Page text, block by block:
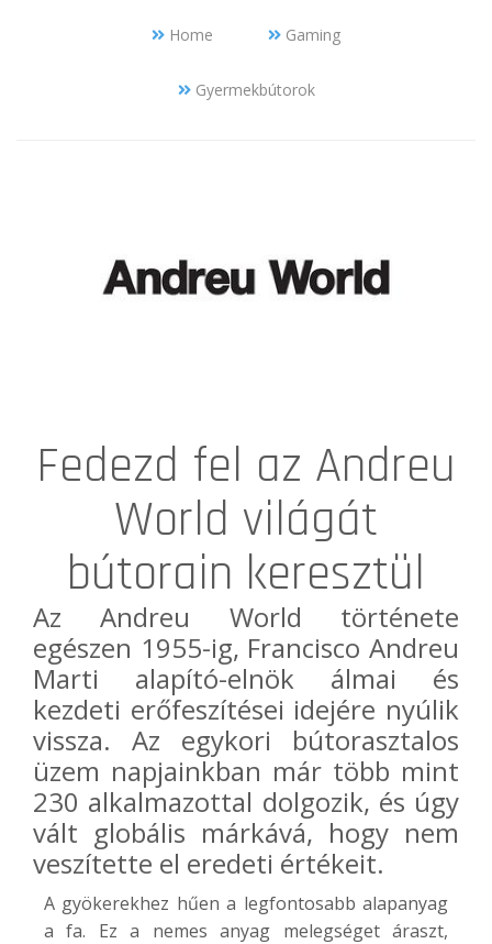
Home Gaming
Gyermekbútorok
Fedezd fel az Andreu
World világát
bútorain keresztül
AzAndreu World története
egészen 1955-ig, Francisco Andreu
Marti alapító-elnök álmai és
kezdeti erőfeszítései idejére nyúlik
vissza. Az egykori bútorasztalos
üzem napjainkban már több mint
230 alkalmazottal dolgozik, és úgy
vált globális márkává, hogy nem
veszítette el eredeti értékeit.
A gyökerekhez hűen a legfontosabb alapanyag
a fa. Ez a nemes anyag melegséget áraszt,